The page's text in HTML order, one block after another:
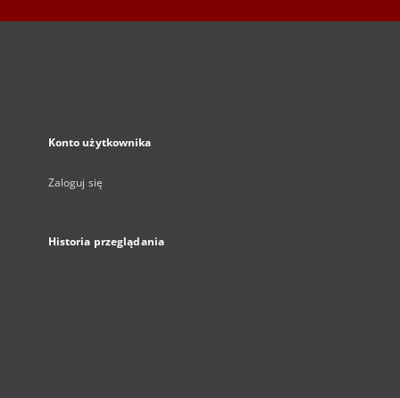
Konto użytkownika
Zaloguj się
Historia przeglądania